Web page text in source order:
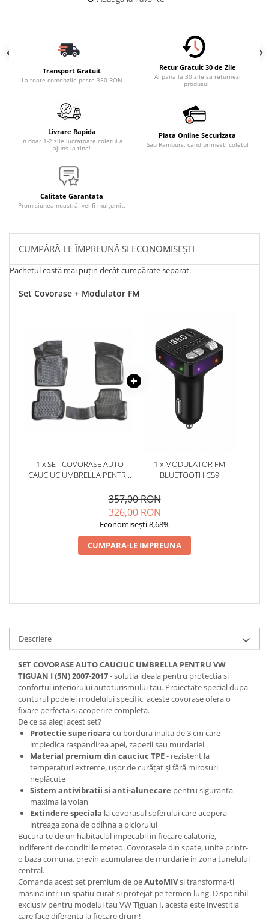
Transport Gratuit
La toate comenzile peste 350 RON
Retur Gratuit 30 de Zile
Ai pana la 30 zile sa returnezi
produsul.
Livrare Rapida
In doar 1-2 zile lucratoare coletul a
ajuns la tine!
Plata Online Securizata
Sau Ramburs, cand primesti coletul
Calitate Garantata
Promisiunea noastră: vei fi mulțumit.
CUMPĂRĂ-LE ÎMPREUNĂ ȘI ECONOMISEȘTI
Pachetul costă mai puțin decât cumpărate separat.
Set Covorase + Modulator FM
1 x SET COVORASE AUTO
CAUCIUC UMBRELLA PENTRU
1 x MODULATOR FM
BLUETOOTH C59
357,00 RON
326,00 RON
Economisești 8,68%
CUMPARA-LE IMPREUNA
Descriere
SET COVORASE AUTO CAUCIUC UMBRELLA PENTRU VW
TIGUAN I (5N) 2007-2017- solutia ideala pentru protectia si
confortul interiorului autoturismului tau. Proiectate special dupa
conturul podelei modelului specific, aceste covorase ofera o
fixare perfecta si acoperire completa.
De ce sa alegi acest set?
Protectie superioara cu bordura inalta de 3 cm care
impiedica raspandirea apei, zapezii sau murdariei
Material premium din cauciuc TPE- rezistent la
temperaturi extreme, ușor de curățat și fără mirosuri
neplăcute
Sistem antivibratii si anti-alunecare pentru siguranta
maxima la volan
Extindere speciala la covorasul soferului care acopera
intreaga zona de odihna a piciorului
Bucura-te de un habitaclul impecabil in fiecare calatorie,
indiferent de conditiile meteo. Covorasele din spate, unite printr-
o baza comuna, previn acumularea de murdarie in zona tunelului
central.
Comanda acest set premium de peAutoMIVsi transforma-ti
masina intr-un spațiu curat si protejat pe termen lung. Disponibil
exclusiv pentru modelul tau VW Tiguan I, acesta este investitia
care face diferenta la fiecare drum!